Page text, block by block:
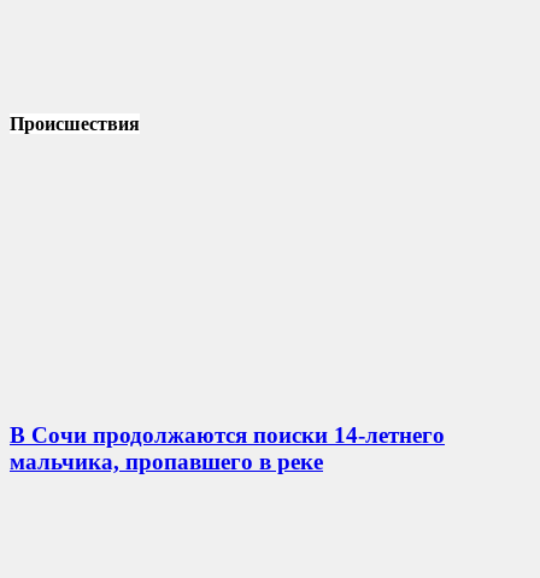
Происшествия
В Сочи продолжаются поиски 14-летнего
мальчика, пропавшего в реке